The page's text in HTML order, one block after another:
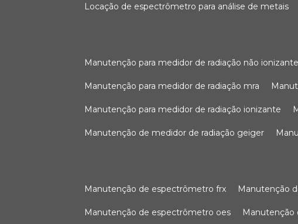
locação de espectrômetro para análise de metais
manutenção para medidor de radiação não ionizante
manutenção para medidor de radiação mra
manutenção para medidor de radiação ionizante
manutenção de medidor de radiação geiger
manutenção de espectrômetro frx
manutenção de espectrômetro oes